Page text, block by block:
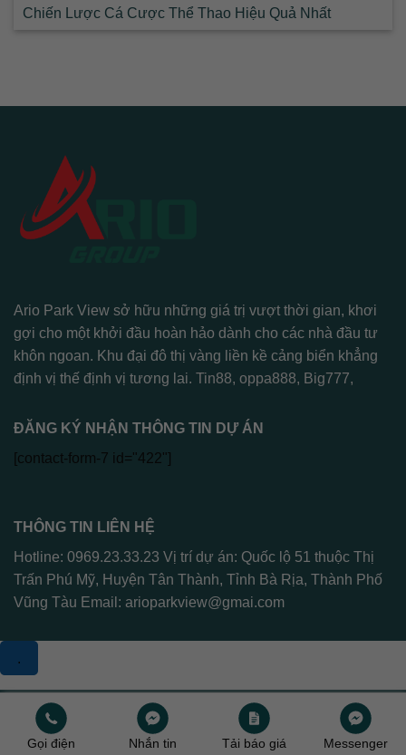
Chiến Lược Cá Cược Thể Thao Hiệu Quả Nhất
Ario Park View sở hữu những giá trị vượt thời gian, khơi
gợi cho một khởi đầu hoàn hảo dành cho các nhà đầu tư
khôn ngoan. Khu đại đô thị vàng liền kề cảng biển khẳng
định vị thế định vị tương lai. Tin88, oppa888, Big777,
ĐĂNG KÝ NHẬN THÔNG TIN DỰ ÁN
[contact-form-7 id="422"]
THÔNG TIN LIÊN HỆ
Hotline: 0969.23.33.23 Vị trí dự án: Quốc lộ 51 thuộc Thị
Trấn Phú Mỹ, Huyện Tân Thành, Tỉnh Bà Rịa, Thành Phố
Vũng Tàu Email: arioparkview@gmai.com
.
Copyright 2026 © Arioparkview
Gọi điện Nhắn tin Tải báo giá Messenger